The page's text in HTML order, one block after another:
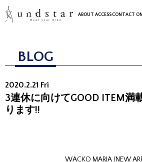
ABOUT ACCESSCONTACT
BLOG
2020.2.21 Fri
3連休に向けてGOOD ITEM満
ります!!
WACKO MARIA (NEW